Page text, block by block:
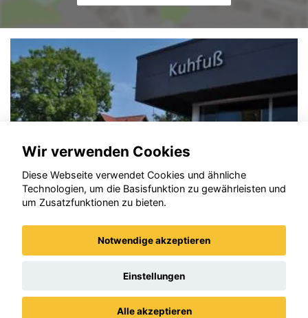
Wir verwenden Cookies
Diese Webseite verwendet Cookies und ähnliche
Technologien, um die Basisfunktion zu gewährleisten und
um Zusatzfunktionen zu bieten.
Notwendige akzeptieren
Einstellungen
Alle akzeptieren